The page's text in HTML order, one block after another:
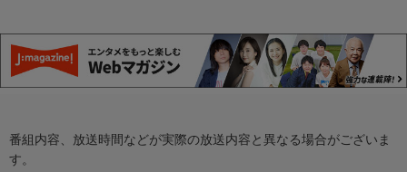
番組内容、放送時間などが実際の放送内容と異なる場合がございま
す。